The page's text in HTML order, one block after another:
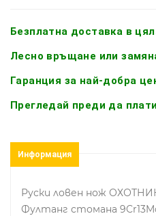
Безплатна доставка в
Лесно връщане или
Гаранция за най-добра
Прегледай преди да
Информация
Руски ловен нож
Фултанг стомана